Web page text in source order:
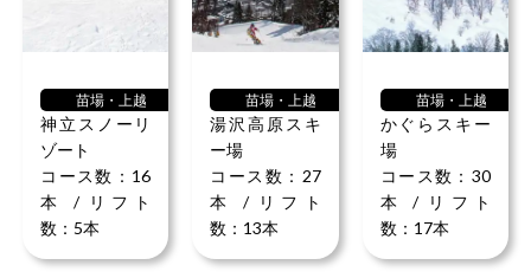
苗場・上越
神立スノーリ
ゾート
コース数：16
本 / リフト
数：5本
苗場・上越
湯沢高原スキ
ー場
コース数：27
本 / リフト
数：13本
苗場・上越
かぐらスキー
場
コース数：30
本 / リフト
数：17本